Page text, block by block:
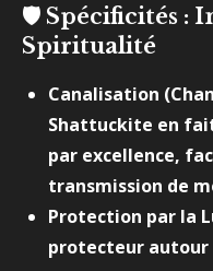
🛡️ Spécificités :
Spiritualité
Canalisation
Shattuckite en
par excellence,
transmission de
Protection par la
protecteur